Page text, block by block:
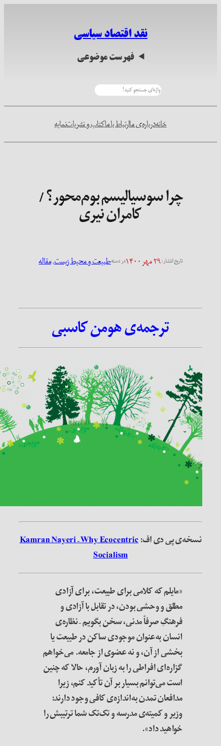
نقد اقتصاد سیاسی
فهرست موضوعی
درباره‌ی ماارتباط با ماکتاب و نشریاتنمایه
چرا سوسیالیسم بوم‌محور؟ /
کامران نیری
تاریخ انتشار:۲۹ مهر ۱۴۰۰ در دستهطبیعت و محیط زیست, مقاله
ترجمه‌ی هومن کاسبی
نسخه‌ی پی دی اف:Kamran Nayeri – Why Ecocentric
Socialism
«مایلم که کلامی برای طبیعت، برای آزادی
مطلق و وحشی بودن، در تقابل با آزادی و
فرهنگِ صرفاً مدنی، سخن بگویم – نظاره‌ی
انسان به‌عنوان موجودی ساکن در طبیعت یا
بخشی از آن، و نه عضوی از جامعه. می‌خواهم
گزاره‌ای افراطی را به زبان آورم، حالا که چنین
است می‌توانم بسیار بر آن تأکید کنم، زیرا
مدافعان تمدن به‌اندازه‌ی کافی وجود دارند:
وزیر و کمیته‌ی مدرسه و تک‌تک شما ترتیبش را
خواهید داد».